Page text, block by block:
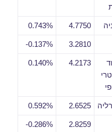
4.7750
0.743%
3.2810
0.137%-
4.2173
0.140%
2.6525
0.592%
2.8259
0.286%-